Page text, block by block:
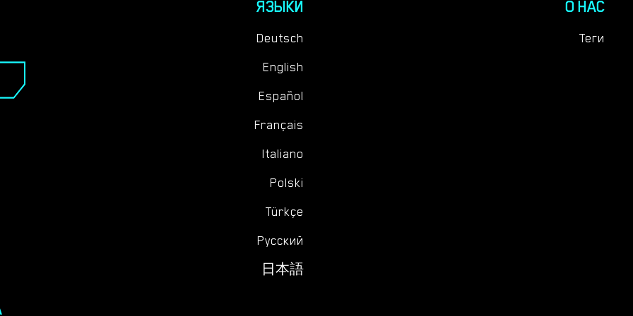
ЯЗЫКИ
Deutsch
English
Español
Français
Italiano
Polski
Türkçe
Русский
日本語
О НАС
Теги